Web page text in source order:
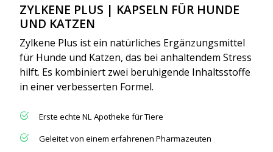
ZYLKENE PLUS | KAPSELN FÜR HUNDE
UND KATZEN
Erste echte NL Apotheke für Tiere
Geleitet von einem erfahrenen Pharmazeuten
Zylkene Plus ist ein natürliches Ergänzungsmittel
für Hunde und Katzen, das bei anhaltendem Stress
hilft. Es kombiniert zwei beruhigende Inhaltsstoffe
in einer verbesserten Formel.